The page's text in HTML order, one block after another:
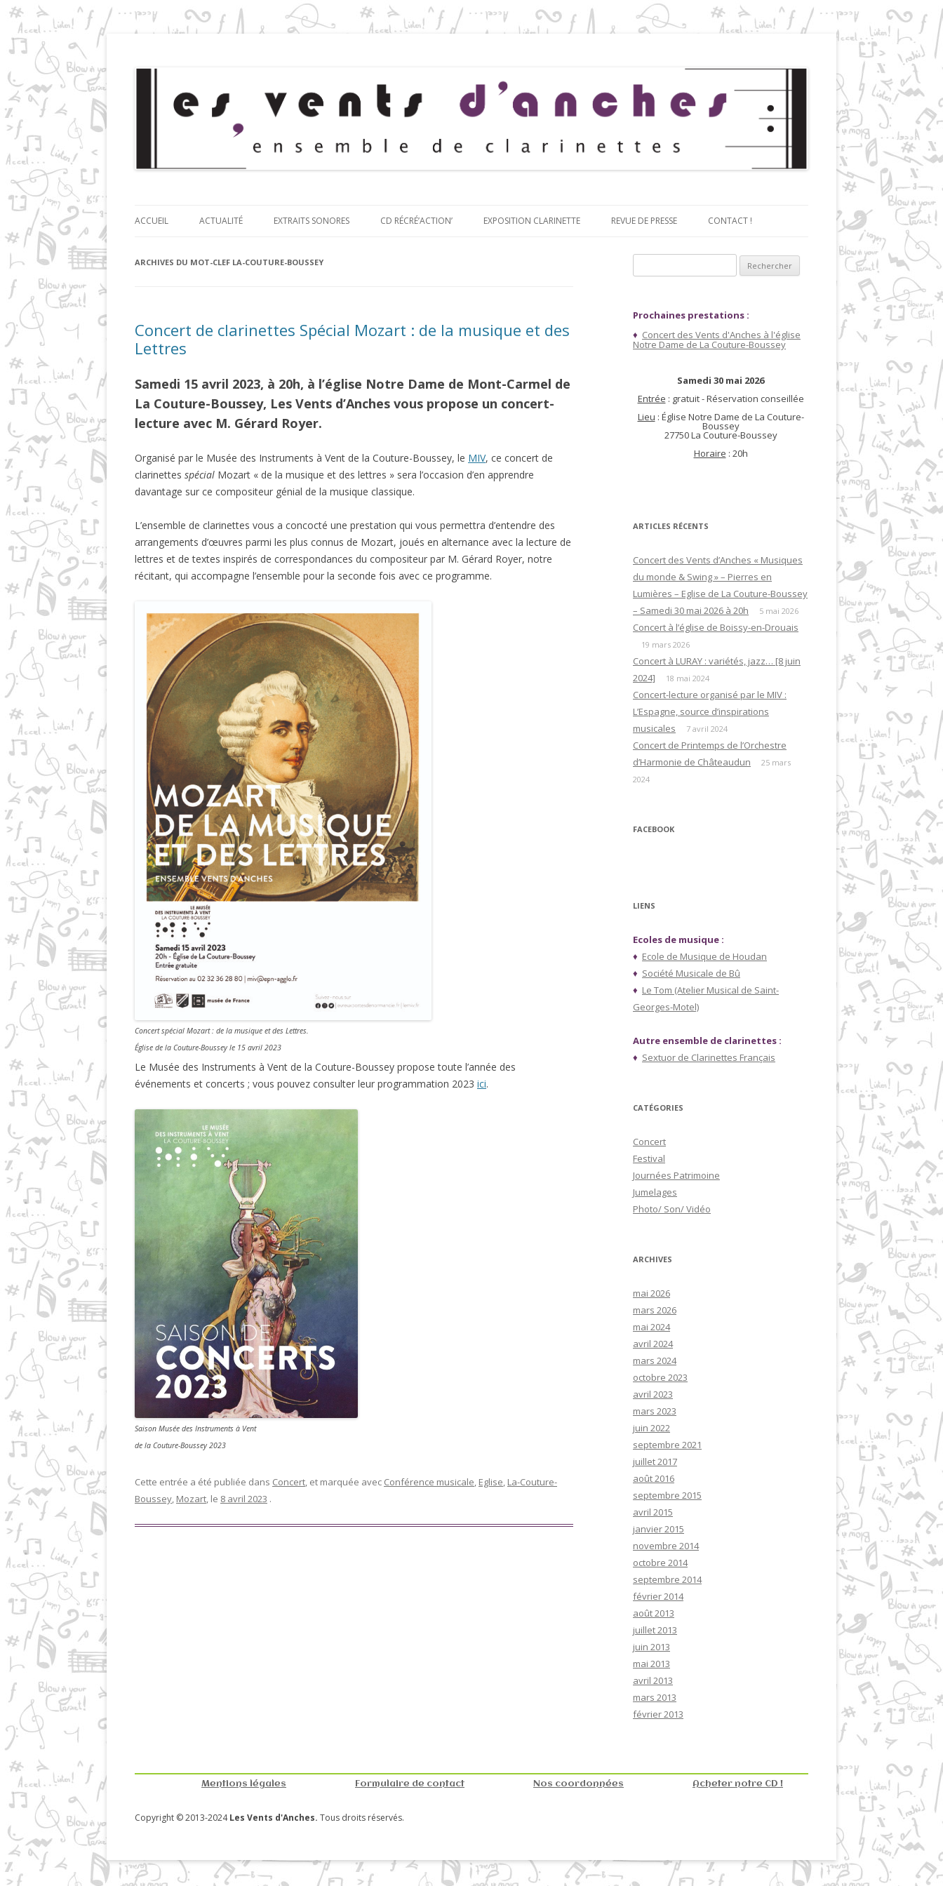
Les Vents d'Anches
ACCUEIL ACTUALITÉ EXTRAITS SONORES CD RÉCRÉ’ACTION’ EXPOSITION CLARINETTE REVUE DE PRESSE CONTACT !
ARCHIVES DU MOT-CLEF LA-COUTURE-BOUSSEY
Concert de clarinettes Spécial Mozart : de la musique et des
Lettres
Samedi 15 avril 2023, à 20h, à l’église Notre Dame de Mont-Carmel de
La Couture-Boussey, Les Vents d’Anches vous propose un concert-
lecture avec M. Gérard Royer.
Organisé par le Musée des Instruments à Vent de la Couture-Boussey, le MIV, ce concert de
clarinettes spécial Mozart « de la musique et des lettres » sera l’occasion d’en apprendre
davantage sur ce compositeur génial de la musique classique.
L’ensemble de clarinettes vous a concocté une prestation qui vous permettra d’entendre des
arrangements d’œuvres parmi les plus connus de Mozart, joués en alternance avec la lecture de
lettres et de textes inspirés de correspondances du compositeur par M. Gérard Royer, notre
récitant, qui accompagne l’ensemble pour la seconde fois avec ce programme.
Concert spécial Mozart : de la musique et des Lettres.
Église de la Couture-Boussey le 15 avril 2023
Le Musée des Instruments à Vent de la Couture-Boussey propose toute l’année des
événements et concerts ; vous pouvez consulter leur programmation 2023 ici.
Saison Musée des Instruments à Vent
de la Couture-Boussey 2023
Cette entrée a été publiée dans Concert, et marquée avec Conférence musicale, Eglise, La-Couture-
Boussey, Mozart, le 8 avril 2023 .
Prochaines prestations :
♦ Concert des Vents d'Anches à l'église
Notre Dame de La Couture-Boussey
Samedi 30 mai 2026
Entrée : gratuit - Réservation conseillée
Lieu : Église Notre Dame de La Couture-
Boussey
27750 La Couture-Boussey
Horaire : 20h
ARTICLES RÉCENTS
Concert des Vents d’Anches « Musiques
du monde & Swing » – Pierres en
Lumières – Eglise de La Couture-Boussey
– Samedi 30 mai 2026 à 20h
5 mai 2026
Concert à l’église de Boissy-en-Drouais
19 mars 2026
Concert à LURAY : variétés, jazz… [8 juin
2024]
18 mai 2024
Concert-lecture organisé par le MIV :
L’Espagne, source d’inspirations
musicales
7 avril 2024
Concert de Printemps de l’Orchestre
d’Harmonie de Châteaudun
25 mars
2024
FACEBOOK
LIENS
Ecoles de musique :
♦ Ecole de Musique de Houdan
♦ Société Musicale de Bû
♦ Le Tom (Atelier Musical de Saint-
Georges-Motel)
Autre ensemble de clarinettes :
♦ Sextuor de Clarinettes Français
CATÉGORIES
Concert
Festival
Journées Patrimoine
Jumelages
Photo/ Son/ Vidéo
ARCHIVES
mai 2026
mars 2026
mai 2024
avril 2024
mars 2024
octobre 2023
avril 2023
mars 2023
juin 2022
septembre 2021
juillet 2017
août 2016
septembre 2015
avril 2015
janvier 2015
novembre 2014
octobre 2014
septembre 2014
février 2014
août 2013
juillet 2013
juin 2013
mai 2013
avril 2013
mars 2013
février 2013
Mentions légales Formulaire de contact Nos coordonnées Acheter notre CD !
Copyright © 2013-2024Les Vents d'Anches. Tous droits réservés.